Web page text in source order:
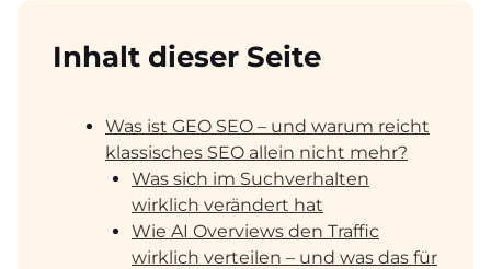
Inhalt dieser Seite
Was ist GEO SEO – und warum reicht
klassisches SEO allein nicht mehr?
Was sich im Suchverhalten
wirklich verändert hat
Wie AI Overviews den Traffic
wirklich verteilen – und was das für